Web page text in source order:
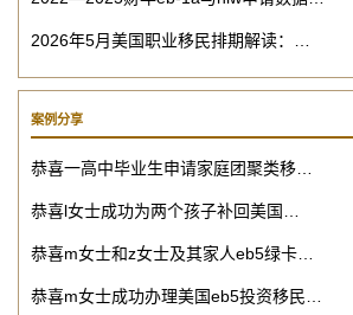
2026年5月美国职业移民排期解读：…
案例分享
恭喜一高中毕业生申请家庭团聚类移…
恭喜l女士成功为两个孩子补回美国…
恭喜m女士和z女士及其家人eb5绿卡…
恭喜m女士成功办理美国eb5投资移民…